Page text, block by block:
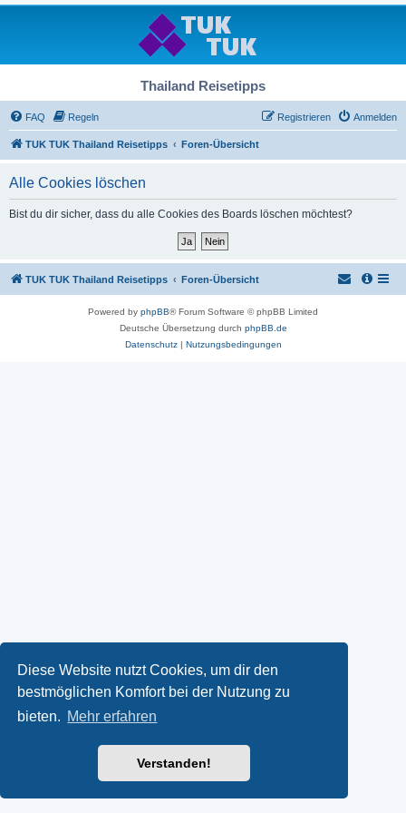
Diese Website nutzt Cookies, um dir den
bestmöglichen Komfort bei der Nutzung zu
bieten. Mehr erfahren
Verstanden!
Thailand Reisetipps
FAQ Regeln Anmelden
Registrieren
TUK TUK Thailand Reisetipps Foren-Übersicht
Alle Cookies löschen
Bist du dir sicher, dass du alle Cookies des Boards löschen möchtest?
TUK TUK Thailand Reisetipps Foren-Übersicht
Powered by phpBB® Forum Software © phpBB Limited
Deutsche Übersetzung durch phpBB.de
Datenschutz| Nutzungsbedingungen